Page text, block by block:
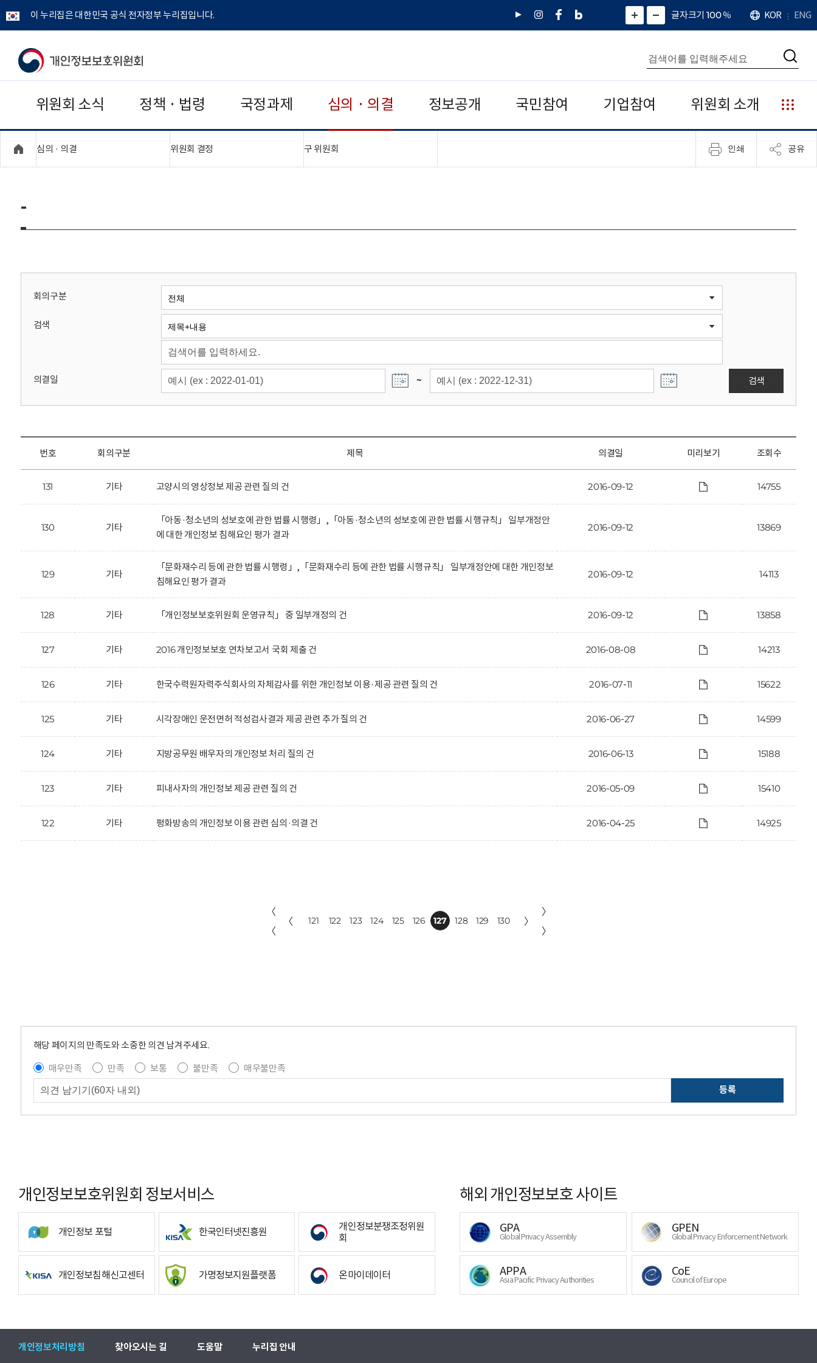
이 누리집은 대한민국 공식 전자정부 누리집입니다.
유
인
페
네
그
)
화
면
면
소
확
대
치
글자크기 100%
언
어
KOR ENG
개
보
보
위
회
통
합
검
색
검
위원회 소식 정책 · 법령 국정과제 심의 · 의결 정보공개 국민참여 기업참여 위원회 소개
누
리
집
안
심의 · 의결 위원회 결정 구 위원회 인쇄 공유
-
회의구분
검색
의결일 ~ 검색
번호 회의구분 제목 의결일 미리보기 조회수
131 기타 고양시의 영상정보 제공 관련 질의 건 2016-09-12 14755
130 기타
「아동·청소년의 성보호에 관한 법률 시행령」,「아동·청소년의 성보호에 관한 법률 시행규칙」 일부개정안
에 대한 개인정보 침해요인 평가 결과
2016-09-12 13869
129 기타
「문화재수리 등에 관한 법률 시행령」,「문화재수리 등에 관한 법률 시행규칙」 일부개정안에 대한 개인정보
침해요인 평가 결과
2016-09-12 14113
128 기타 「개인정보보호위원회 운영규칙」 중 일부개정의 건 2016-09-12 13858
127 기타 2016 개인정보보호 연차보고서 국회 제출 건 2016-08-08 14213
126 기타 한국수력원자력주식회사의 자체감사를 위한 개인정보 이용·제공 관련 질의 건 2016-07-11 15622
125 기타 시각장애인 운전면허 적성검사결과 제공 관련 추가 질의 건 2016-06-27 14599
124 기타 지방공무원 배우자의 개인정보 처리 질의 건 2016-06-13 15188
123 기타 피내사자의 개인정보 제공 관련 질의 건 2016-05-09 15410
122 기타 평화방송의 개인정보 이용 관련 심의·의결 건 2016-04-25 14925
〈
〈
〈 121 122 123 124 125 126 127 128 129 130 〉
〉
〉
해당 페이지의 만족도와 소중한 의견 남겨주세요.
매우만족
만족 보통 불만족
매우불만족
등록
개인정보보호위원회 정보서비스
개인정보 포털 한국인터넷진흥원
개인정보분쟁조정위원
회
개인정보침해신고센터 가명정보지원플랫폼 온마이데이터
해외 개인정보보호 사이트
GPA
Global Privacy Assembly
GPEN
Global Privacy Enforcement Network
APPA
Asia Pacific Privacy Authorities
CoE
Council of Europe
개인정보처리방침 찾아오시는 길 도움말 누리집 안내